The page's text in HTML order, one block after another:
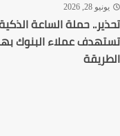
28, 2026
حملة الساعة الذكية
عملاء البنوك بهذه